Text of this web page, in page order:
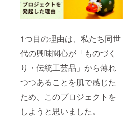
1つ目の理由は、私たち同世
代の興味関心が「ものづく
り・伝統工芸品」から薄れ
つつあることを肌で感じた
ため、このプロジェクトを
しようと思いました。